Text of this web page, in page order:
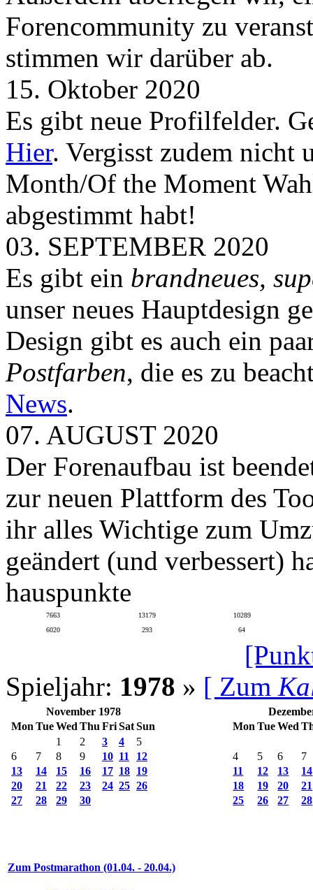
Forencommunity zu
stimmen wir darüber ab.
15. Oktober 2020
Es gibt neue Profilfelder.
Hier. Vergisst zudem nicht
Month/Of the Moment
abgestimmt habt!
03. SEPTEMBER 2020
Es gibt ein brandneues,
unser neues Hauptdesign
Design gibt es auch ein
Postfarben, die es zu
News.
07. AUGUST 2020
Der Forenaufbau ist
zur neuen Plattform des
ihr alles Wichtige zum
geändert (und verbessert)
hauspunkte
7663 13179
10289
6020
293 64
Spieljahr: 1978 » [ Zum
November 1978
Mon TueWed Thu FriSatSun
1
2 3 4
5
6
7 8 9 10 11
12
13
14 15 16 17 18 19
20
21 22 23 24 25 26
27
28 29 30
Mon TueWed
4 5 6
7
11
12 13
14
18
19 20
21
25
26 27 28
Zum Postmarathon (01.04. - 20.04.)